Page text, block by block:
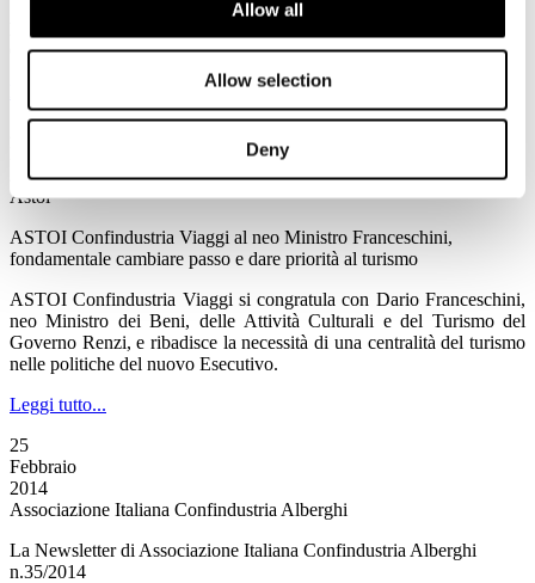
Allow all
Allow selection
Deny
Comunicato Stampa ISTAT
2014
Astoi
ASTOI Confindustria Viaggi al neo Ministro Franceschini,
fondamentale cambiare passo e dare priorità al turismo
ASTOI Confindustria Viaggi si congratula con Dario Franceschini,
neo Ministro dei Beni, delle Attività Culturali e del Turismo del
Governo Renzi, e ribadisce la necessità di una centralità del turismo
nelle politiche del nuovo Esecutivo.
Leggi tutto...
25
Febbraio
2014
Associazione Italiana Confindustria Alberghi
La Newsletter di Associazione Italiana Confindustria Alberghi
n.35/2014